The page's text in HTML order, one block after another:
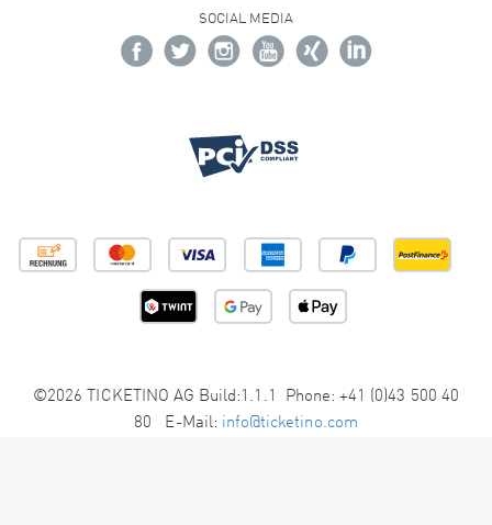
SOCIAL MEDIA
©2026 TICKETINO AG Build:1.1.1 Phone: +41 (0)43 500 40
80 E-Mail: info@ticketino.com